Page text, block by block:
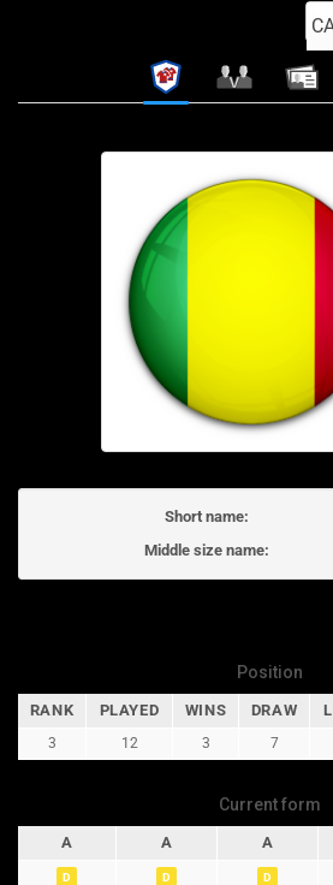
Short name:
Middle size name:
Position
RANK PLAYED WINS DRAW
3 12 3 7
Current form
A A A
D D D